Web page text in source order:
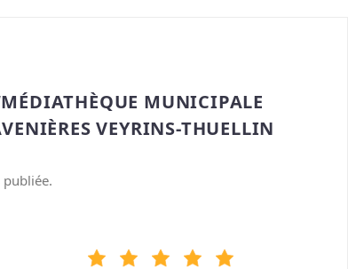
MUNICIPALE
VEYRINS-THUELLIN
publiée.